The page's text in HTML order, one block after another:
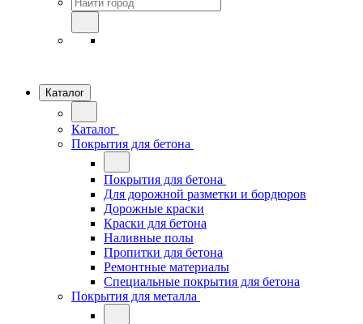
Каталог
Каталог
Покрытия для бетона
Покрытия для бетона
Для дорожной разметки и бордюров
Дорожные краски
Краски для бетона
Наливные полы
Пропитки для бетона
Ремонтные материалы
Специальные покрытия для бетона
Покрытия для металла